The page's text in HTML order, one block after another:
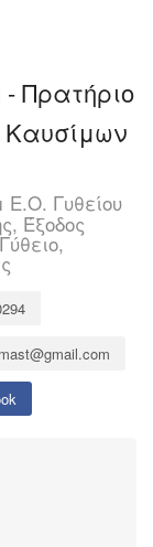
- Πρατήριο
Ε.Ο. Γυθείου
Έξοδος